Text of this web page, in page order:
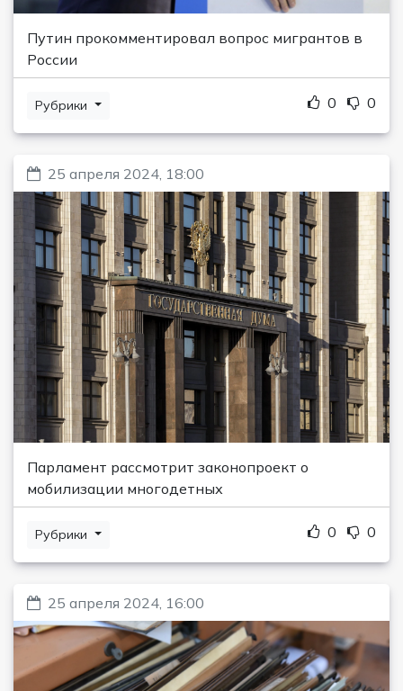
Путин прокомментировал вопрос мигрантов в
России
Рубрики 0 0
25 апреля 2024, 18:00
Парламент рассмотрит законопроект о
мобилизации многодетных
Рубрики 0 0
25 апреля 2024, 16:00